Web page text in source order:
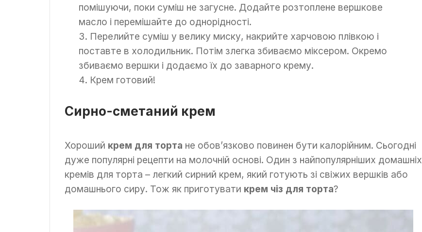
помішуючи, поки суміш не загусне. Додайте розтоплене вершкове
масло і перемішайте до однорідності.
Перелийте суміш у велику миску, накрийте харчовою плівкою і
поставте в холодильник. Потім злегка збиваємо міксером. Окремо
збиваємо вершки і додаємо їх до заварного крему.
Крем готовий!
Сирно-сметаний крем
Хороший крем для торта не обов’язково повинен бути калорійним. Сьогодні
дуже популярні рецепти на молочній основі. Один з найпопулярніших домашніх
кремів для торта – легкий сирний крем, який готують зі свіжих вершків або
домашнього сиру. Тож як приготувати крем чіз для торта?